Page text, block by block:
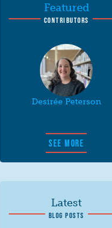
Featured
CONTRIBUTORS
Desirée Peterson
SEE MORE
Latest
BLOG POSTS